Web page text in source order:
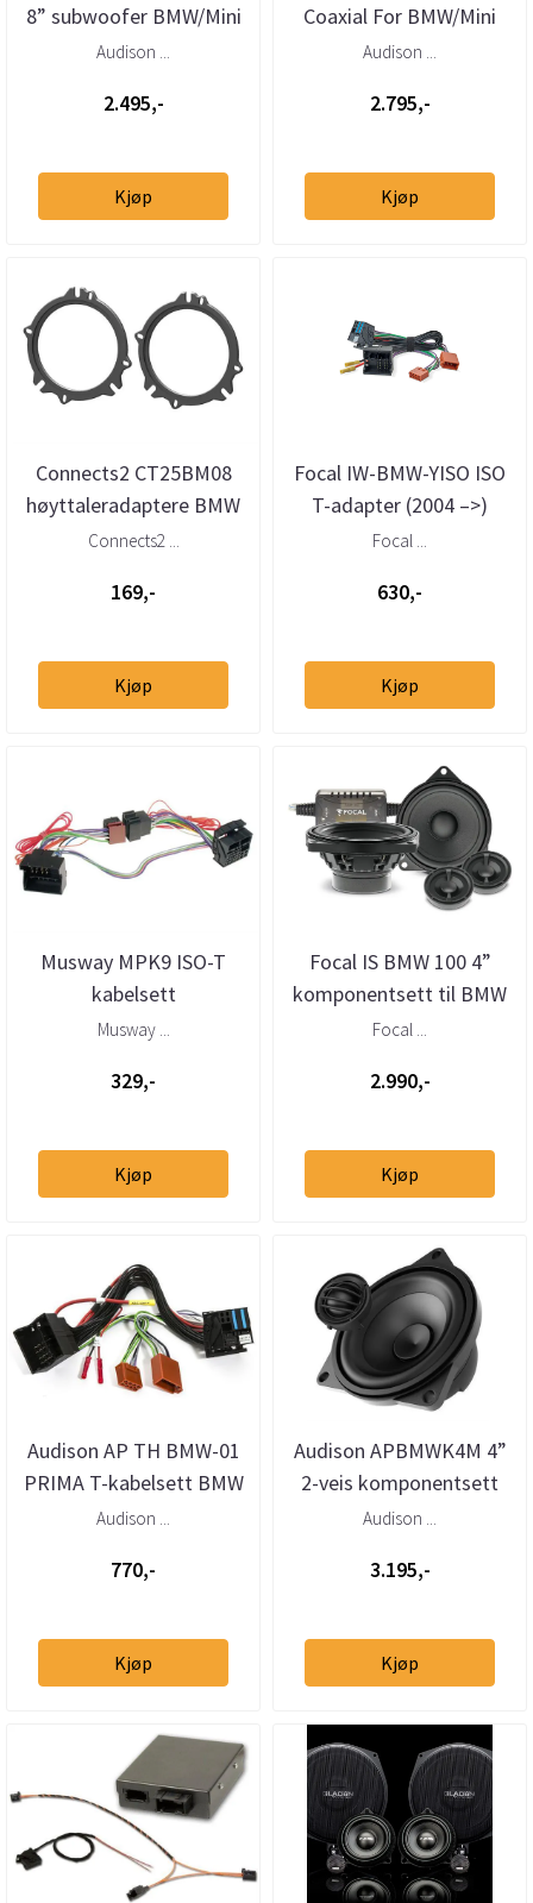
8” subwoofer BMW/Mini
4 Ohm (stk)
Audison ...
2.495,-
Kjøp
Coaxial For BMW/Mini
80W liten kurv
Audison ...
2.795,-
Kjøp
Connects2 CT25BM08
høyttaleradaptere BMW
3-serie 5-serie X1 X3 X5
Connects2 ...
169,-
Kjøp
Focal IW-BMW-YISO ISO
T-adapter (2004 –>)
Focal ...
630,-
Kjøp
Musway MPK9 ISO-T
kabelsett
BMW/Mini/Mercedes/VW/Porsche
Musway ...
329,-
Kjøp
Focal IS BMW 100 4”
komponentsett til BMW
og MINI
Focal ...
2.990,-
Kjøp
Audison AP TH BMW-01
PRIMA T-kabelsett BMW
Mini (2001–>)
Audison ...
770,-
Kjøp
Audison APBMWK4M 4”
2-veis komponentsett
for BMW, Mini, Rolls-
Audison ...
3.195,-
Kjøp